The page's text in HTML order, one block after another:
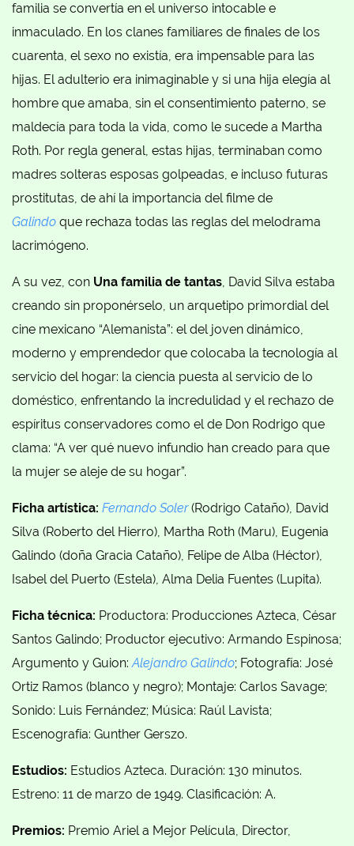
familia se convertía en el universo intocable e
inmaculado. En los clanes familiares de finales de los
cuarenta, el sexo no existía, era impensable para las
hijas. El adulterio era inimaginable y si una hija elegía al
hombre que amaba, sin el consentimiento paterno, se
maldecía para toda la vida, como le sucede a Martha
Roth. Por regla general, estas hijas, terminaban como
madres solteras esposas golpeadas, e incluso futuras
prostitutas, de ahí la importancia del filme de
Galindo que rechaza todas las reglas del melodrama
lacrimógeno.
A su vez, con Una familia de tantas, David Silva estaba
creando sin proponérselo, un arquetipo primordial del
cine mexicano “Alemanista”: el del joven dinámico,
moderno y emprendedor que colocaba la tecnología al
servicio del hogar: la ciencia puesta al servicio de lo
doméstico, enfrentando la incredulidad y el rechazo de
espíritus conservadores como el de Don Rodrigo que
clama: “A ver qué nuevo infundio han creado para que
la mujer se aleje de su hogar”.
Ficha artística: Fernando Soler(Rodrigo Cataño), David
Silva (Roberto del Hierro), Martha Roth (Maru), Eugenia
Galindo (doña Gracia Cataño), Felipe de Alba (Héctor),
Isabel del Puerto (Estela), Alma Delia Fuentes (Lupita).
Ficha técnica: Productora: Producciones Azteca, César
Santos Galindo; Productor ejecutivo: Armando Espinosa;
Argumento y Guion:Alejandro Galindo; Fotografía: José
Ortiz Ramos (blanco y negro); Montaje: Carlos Savage;
Sonido: Luis Fernández; Música: Raúl Lavista;
Escenografía: Gunther Gerszo.
Estudios: Estudios Azteca. Duración: 130 minutos.
Estreno: 11 de marzo de 1949. Clasificación: A.
Premios: Premio Ariel a Mejor Película, Director,